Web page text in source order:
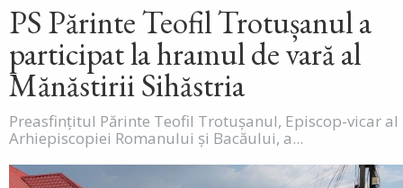
PS Părinte Teofil Trotușanul a
participat la hramul de vară al
Mănăstirii Sihăstria
Preasfințitul Părinte Teofil Trotușanul, Episcop-vicar al
Arhiepiscopiei Romanului și Bacăului, a...